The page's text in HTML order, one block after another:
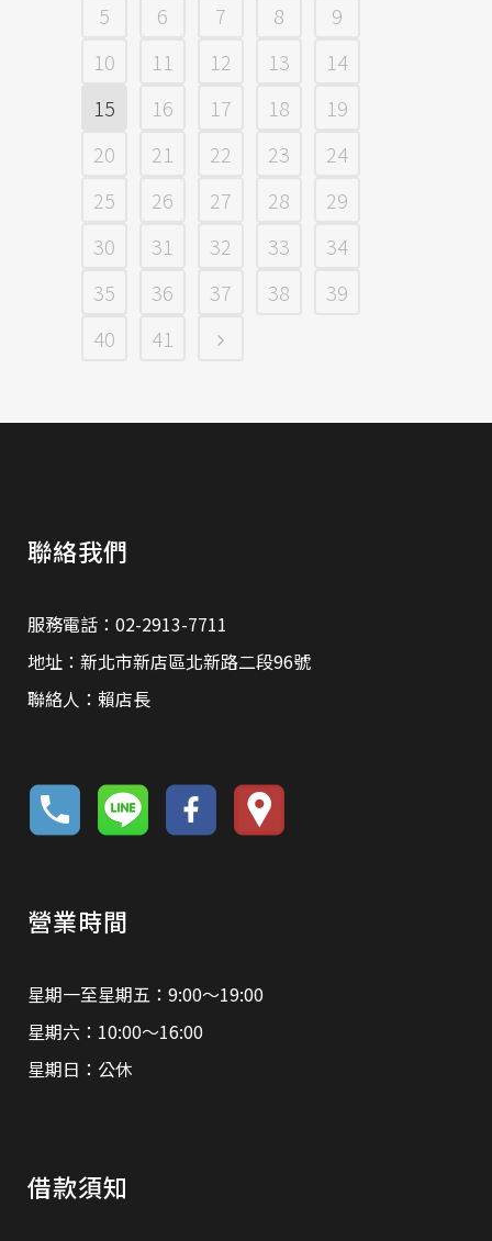
5
6 7 8
9
10
11 12 13
14
15
16 17 18
19
20
21 22 23
24
25
26 27 28
29
30
31 32 33
34
35
36 37 38
39
40
41
聯絡我們
服務電話：02-2913-7711
地址：新北市新店區北新路二段96號
聯絡人：賴店長
營業時間
星期一至星期五：9:00～19:00
星期六：10:00～16:00
星期日：公休
借款須知